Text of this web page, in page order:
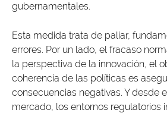
gubernamentales.
Esta medida trata de paliar,
errores. Por un lado, el fracaso
la perspectiva de la innovación, el
coherencia de las políticas es
consecuencias negativas. Y desde
mercado, los entornos regulatorios